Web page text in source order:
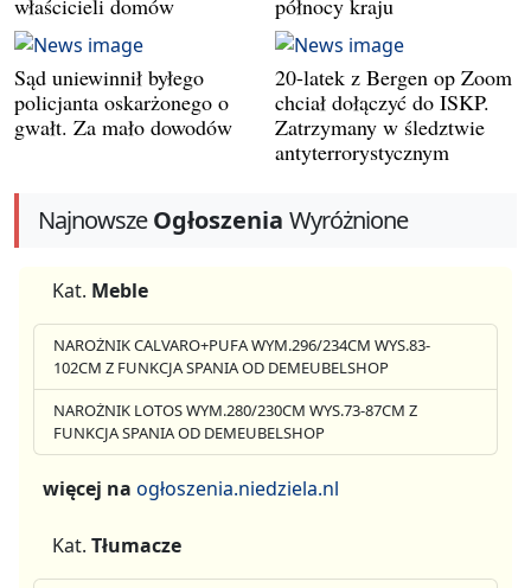
właścicieli domów
północy kraju
Sąd uniewinnił byłego
policjanta oskarżonego o
gwałt. Za mało dowodów
20-latek z Bergen op Zoom
chciał dołączyć do ISKP.
Zatrzymany w śledztwie
antyterrorystycznym
NajnowszeOgłoszenia Wyróżnione
Kat. Meble
NAROŻNIK CALVARO+PUFA WYM.296/234CM WYS.83-
102CM Z FUNKCJA SPANIA OD DEMEUBELSHOP
NAROŻNIK LOTOS WYM.280/230CM WYS.73-87CM Z
FUNKCJA SPANIA OD DEMEUBELSHOP
więcej na ogłoszenia.niedziela.nl
Kat. Tłumacze